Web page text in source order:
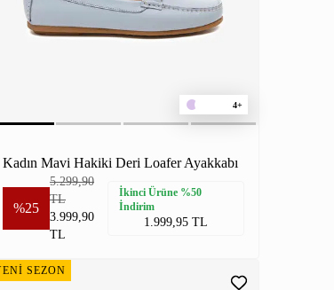
4+
Kadın Mavi Hakiki Deri Loafer Ayakkabı
%25
5.299,90
TL
3.999,90
TL
İkinci Ürüne %50
İndirim
1.999,95 TL
SEZON